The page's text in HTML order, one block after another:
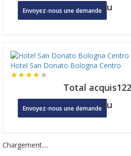
Envoyez-nous une demandeou
Hotel San Donato Bologna Centro
Total
Envoyez-nous une demandeou
Chargement....